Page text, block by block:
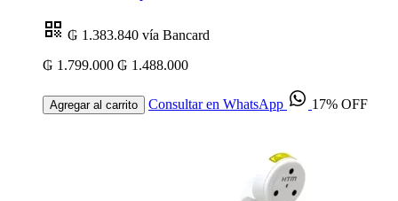
₲ 1.383.840 vía Bancard
₲ 1.799.000 ₲ 1.488.000
Agregar al carrito Consultar en WhatsApp 17% OFF